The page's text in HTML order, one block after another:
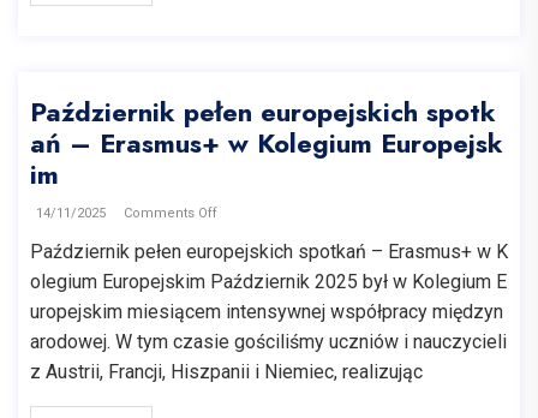
Październik pełen europejskich spotk
ań – Erasmus+ w Kolegium Europejsk
im
14/11/2025 Comments Off
Październik pełen europejskich spotkań – Erasmus+ w K
olegium Europejskim Październik 2025 był w Kolegium E
uropejskim miesiącem intensywnej współpracy międzyn
arodowej. W tym czasie gościliśmy uczniów i nauczycieli
z Austrii, Francji, Hiszpanii i Niemiec, realizując